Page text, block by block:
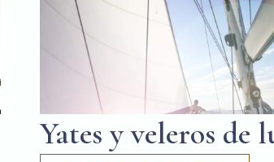
Yates y veleros de